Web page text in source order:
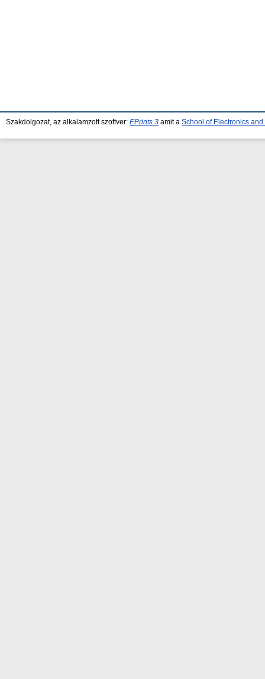
Szakdolgozat, az alkalamzott szoftver: EPrints 3 amit a School of Electronics